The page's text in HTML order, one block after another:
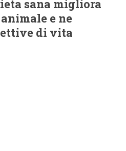
sana migliora
e ne
di vita